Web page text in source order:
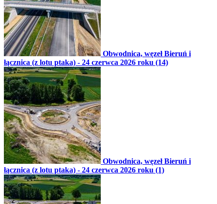
Obwodnica, węzeł Bieruń i
łącznica (z lotu ptaka) - 24 czerwca 2026 roku (14)
Obwodnica, węzeł Bieruń i
łącznica (z lotu ptaka) - 24 czerwca 2026 roku (1)